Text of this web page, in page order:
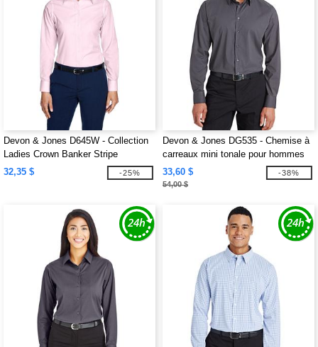
Devon & Jones D645W - Collection
Ladies Crown Banker Stripe
32,35 $
-25%
Devon & Jones DG535 - Chemise à
carreaux mini tonale pour hommes
CrownLux Performance
33,60 $
54,00 $
-38%